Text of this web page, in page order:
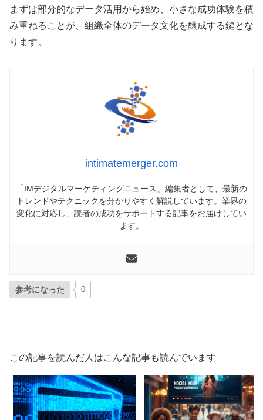
まずは部分的なデータ活用から始め、小さな成功体験を積
み重ねることが、組織全体のデータ文化を醸成する鍵とな
ります。
intimatemerger.com
「IMデジタルマーケティングニュース」編集者として、最新の
トレンドやテクニックを分かりやすく解説しています。業界の
変化に対応し、読者の成功をサポートする記事をお届けしてい
ます。
参考になった 0
この記事を読んだ人はこんな記事も読んでいます